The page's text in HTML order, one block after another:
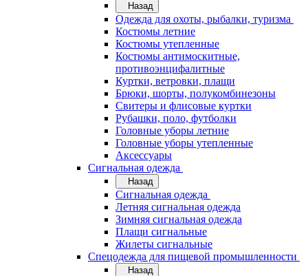
Назад
Одежда для охоты, рыбалки, туризма
Костюмы летние
Костюмы утепленные
Костюмы антимоскитные,
противоэнцифалитные
Куртки, ветровки, плащи
Брюки, шорты, полукомбинезоны
Свитеры и флисовые куртки
Рубашки, поло, футболки
Головные уборы летние
Головные уборы утепленные
Аксессуары
Сигнальная одежда
Назад
Сигнальная одежда
Летняя сигнальная одежда
Зимняя сигнальная одежда
Плащи сигнальные
Жилеты сигнальные
Спецодежда для пищевой промышленности
Назад